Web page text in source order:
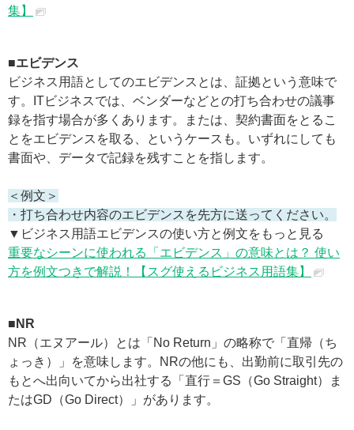
集】
■エビデンス
ビジネス用語としてのエビデンスとは、証拠という意味で
す。ITビジネスでは、ベンダーなどとの打ち合わせの議事
録を指す場合が多くあります。または、契約書面をとるこ
とをエビデンスを取る、というケースも。いずれにしても
書面や、データで記録を残すことを指します。
＜例文＞
・打ち合わせ内容のエビデンスを先方に送ってください。
▼ビジネス用語エビデンスの使い方と例文をもっと見る
重要なシーンに使われる「エビデンス」の意味とは？ 使い
方を例文つきで解説！【スグ使えるビジネス用語集】
■NR
NR（エヌアール）とは「No Return」の略称で「直帰（ち
ょっき）」を意味します。NRの他にも、出勤前に取引先の
もとへ出向いてから出社する「直行＝GS（Go Straight）ま
たはGD（Go Direct）」があります。